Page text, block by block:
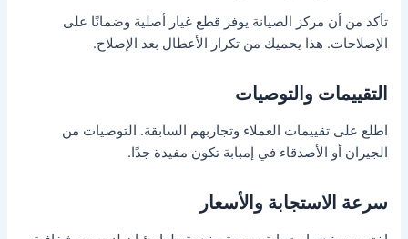
تأكد من أن مركز الصيانة يوفر قطع غيار أصلية وضمانًا على
الإصلاحات. هذا يحميك من تكرار الأعطال بعد الإصلاح.
التقييمات والتوصيات
اطلع على تقييمات العملاء وتجاربهم السابقة. التوصيات من
الجيران أو الأصدقاء في إمبابة تكون مفيدة جدًا.
سرعة الاستجابة والأسعار